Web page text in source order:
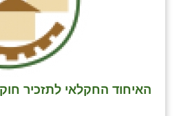
האיחוד החקלאי לתזכיר